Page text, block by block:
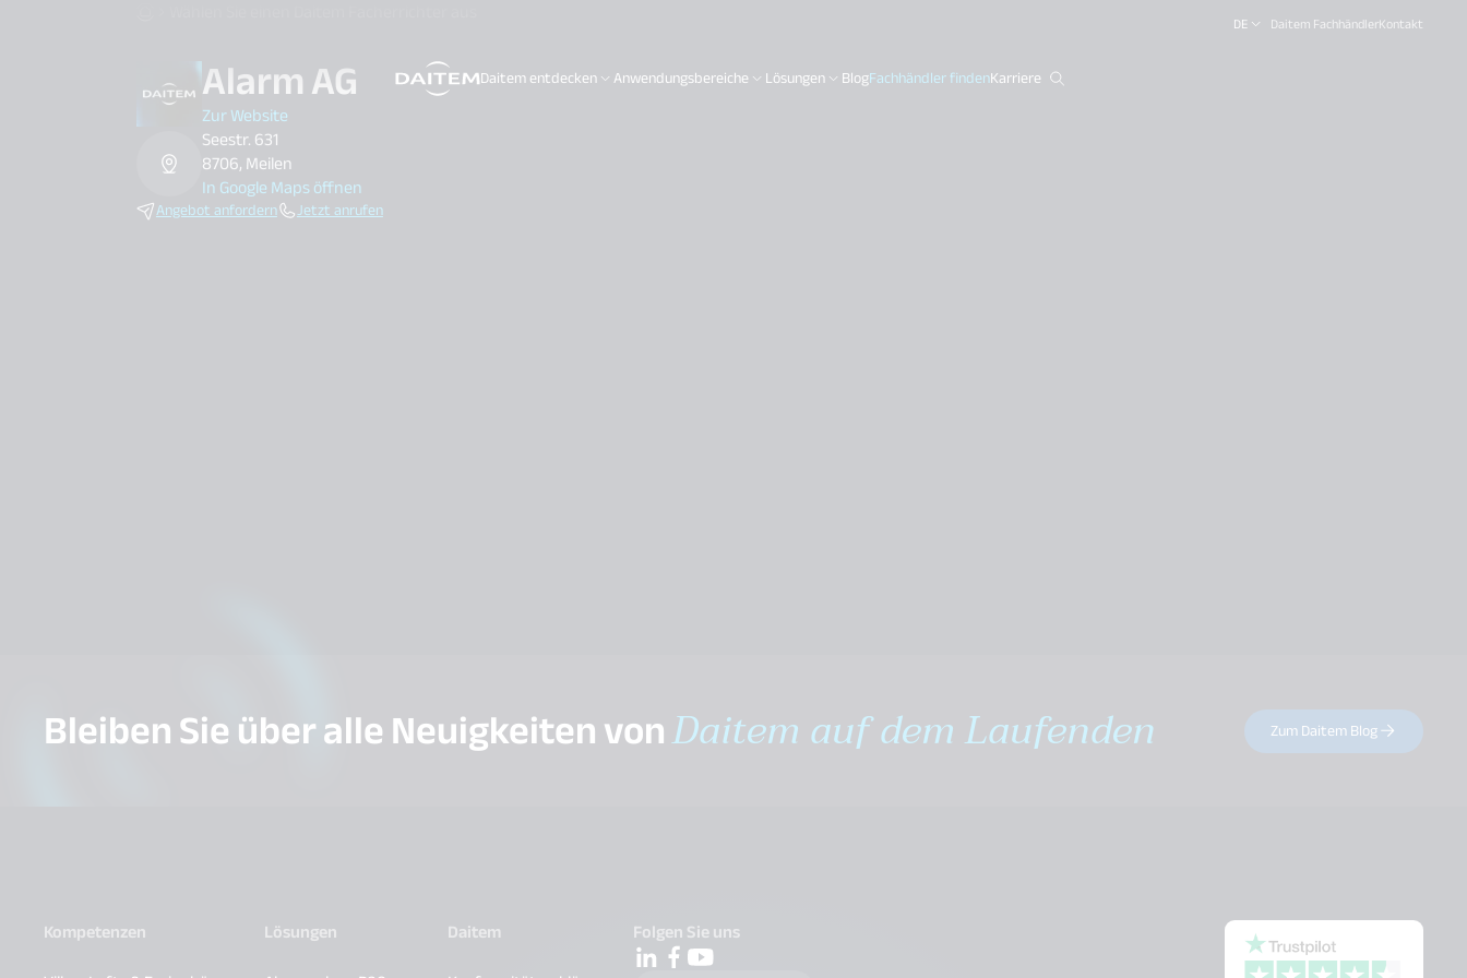
DE Daitem FachhändlerKontakt
Daitem entdecken Anwendungsbereiche Lösungen BlogFachhändler findenKarriere
search.label
Alarm AG
Zur Website
Seestr. 631
8706, Meilen
In Google Maps öffnen
Angebot anfordern Jetzt anrufen
Bleiben Sie über alle Neuigkeiten vonDaitem auf dem Laufenden Zum Daitem Blog
Kompetenzen
Lösungen
Daitem
Folgen Sie uns